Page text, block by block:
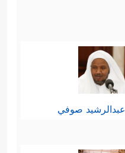
عبدالرشيد صوفي